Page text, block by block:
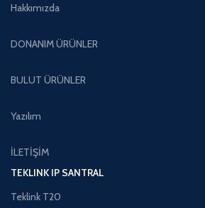
Hakkımızda
DONANIM ÜRÜNLER
BULUT ÜRÜNLER
Yazılım
İLETİŞİM
TEKLINK IP SANTRAL
Teklink T20